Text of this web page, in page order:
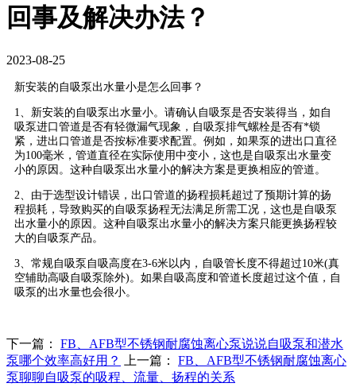
回事及解决办法？
2023-08-25
新安装的自吸泵出水量小是怎么回事？
1、新安装的自吸泵出水量小。请确认自吸泵是否安装得当，如自
吸泵进口管道是否有轻微漏气现象，自吸泵排气螺栓是否有*锁
紧，进出口管道是否按标准要求配置。例如，如果泵的进出口直径
为100毫米，管道直径在实际使用中变小，这也是自吸泵出水量变
小的原因。这种自吸泵出水量小的解决方案是更换相应的管道。
2、由于选型设计错误，出口管道的扬程损耗超过了预期计算的扬
程损耗，导致购买的自吸泵扬程无法满足所需工况，这也是自吸泵
出水量小的原因。这种自吸泵出水量小的解决方案只能更换扬程较
大的自吸泵产品。
3、常规自吸泵自吸高度在3-6米以内，自吸管长度不得超过10米(真
空辅助高吸自吸泵除外)。如果自吸高度和管道长度超过这个值，自
吸泵的出水量也会很小。
下一篇： FB、AFB型不锈钢耐腐蚀离心泵说说自吸泵和潜水
泵哪个效率高好用？
上一篇： FB、AFB型不锈钢耐腐蚀离心
泵聊聊自吸泵的吸程、流量、扬程的关系